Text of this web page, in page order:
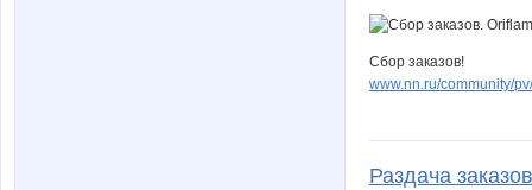
Сбор заказов!
www.nn.ru/community/
Раздача заказов